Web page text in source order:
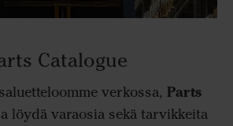
Catalogue
verkossa, Parts
löydä varaosia sekä tarvikkeita